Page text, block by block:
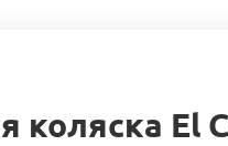
коляска El